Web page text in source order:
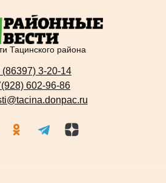
Тацинского района
(86397) 3-20-14
602-96-86